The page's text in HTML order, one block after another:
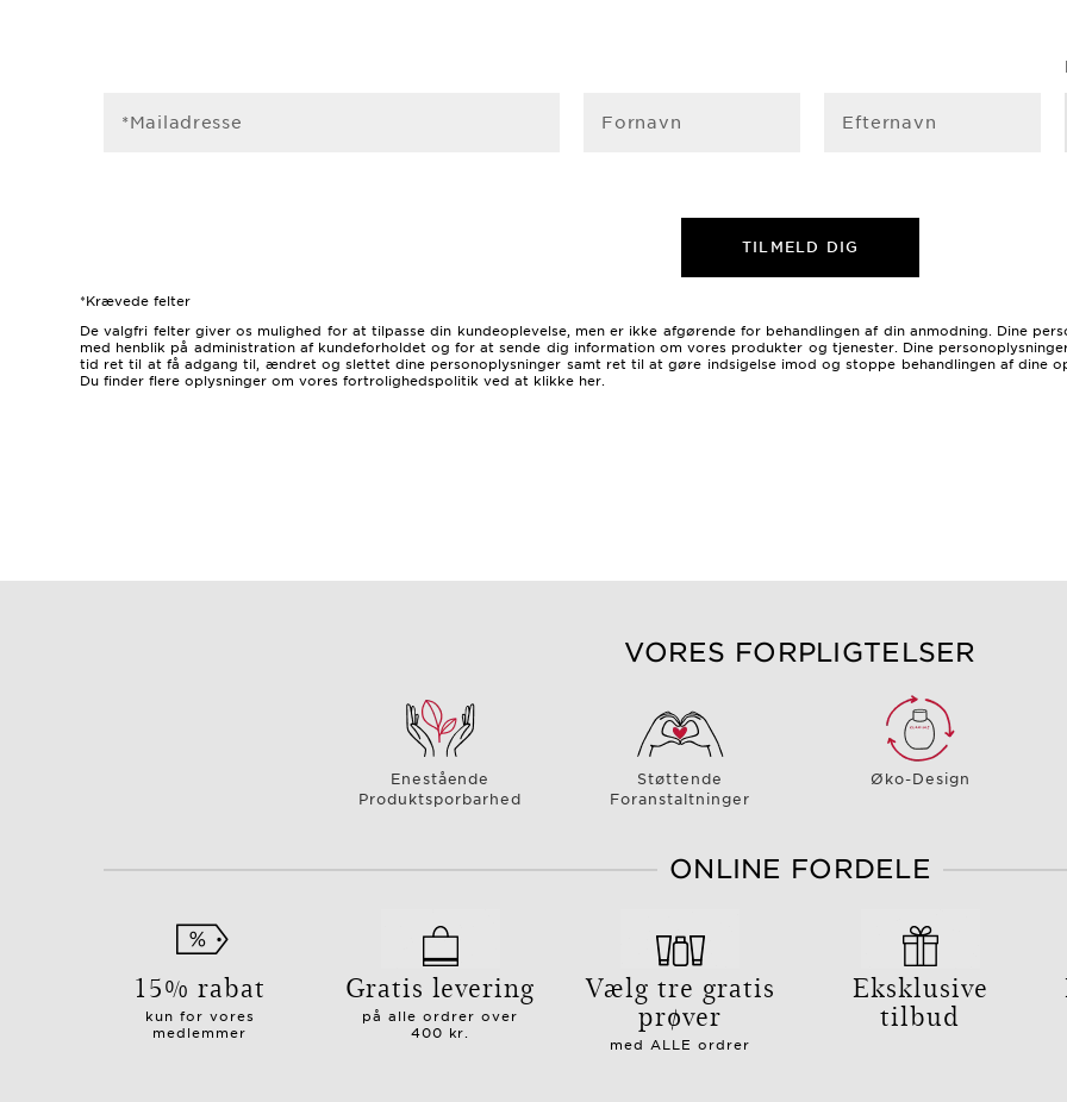
*Mailadresse Fornavn Efternavn
TILMELD DIG
*Krævede felter
De valgfri felter giver os mulighed for at tilpasse din kundeoplevelse, men er ikke afgørende for behandlingen af ​​din anmodning. Dine
med henblik på administration af kundeforholdet og for at sende dig information om vores produkter og tjenester. Dine
tid ret til at få adgang til, ændret og slettet dine personoplysninger samt ret til at gøre indsigelse imod og stoppe behandlingen af dine
Du finder flere oplysninger om vores fortrolighedspolitik ved at klikke her.
VORES FORPLIGTELSER
Enestående
Produktsporbarhed
Støttende
Foranstaltninger
Øko-Design
ONLINE FORDELE
15% rabat
kun for vores
medlemmer
Gratis levering
på alle ordrer over
400 kr.
Vælg tre gratis
prøver
med ALLE ordrer
Eksklusive
tilbud